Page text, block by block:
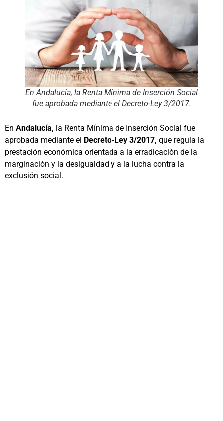
En Andalucía, la Renta Mínima de Inserción Social
fue aprobada mediante el Decreto-Ley 3/2017.
En Andalucía, la Renta Mínima de Inserción Social fue
aprobada mediante el Decreto-Ley 3/2017, que regula la
prestación económica orientada a la erradicación de la
marginación y la desigualdad y a la lucha contra la
exclusión social.